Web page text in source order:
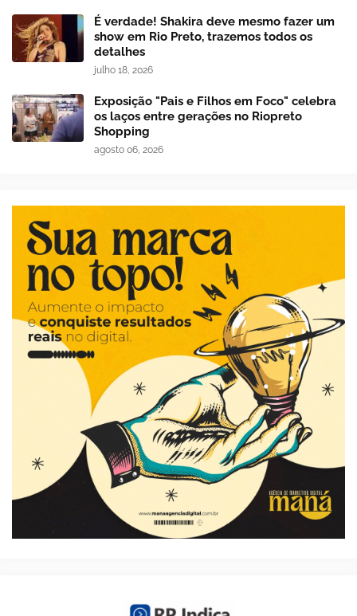
É verdade! Shakira deve mesmo fazer um
show em Rio Preto, trazemos todos os
detalhes
julho 18, 2026
Exposição "Pais e Filhos em Foco" celebra
os laços entre gerações no Riopreto
Shopping
agosto 06, 2026